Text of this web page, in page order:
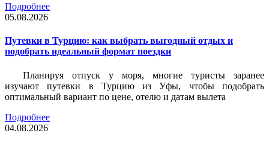
Подробнее
05.08.2026
Путевки в Турцию: как выбрать выгодный отдых и
подобрать идеальный формат поездки
Планируя отпуск у моря, многие туристы заранее
изучают путевки в Турцию из Уфы, чтобы подобрать
оптимальный вариант по цене, отелю и датам вылета
Подробнее
04.08.2026